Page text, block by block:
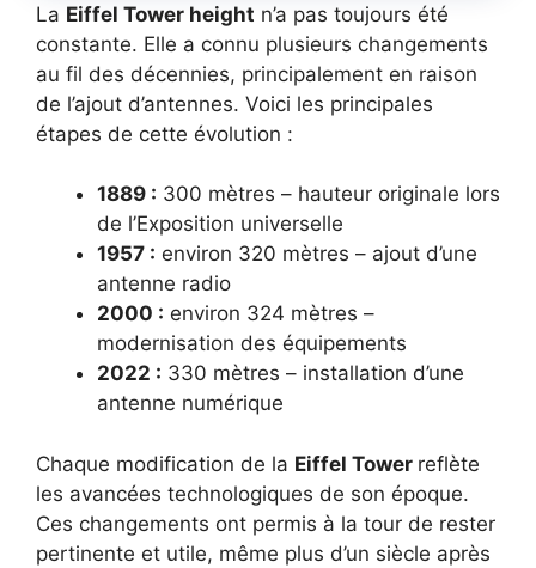
La Eiffel Tower height n’a pas toujours été
constante. Elle a connu plusieurs changements
au fil des décennies, principalement en raison
de l’ajout d’antennes. Voici les principales
étapes de cette évolution :
1889 : 300 mètres – hauteur originale lors
de l’Exposition universelle
1957 : environ 320 mètres – ajout d’une
antenne radio
2000 : environ 324 mètres –
modernisation des équipements
2022 : 330 mètres – installation d’une
antenne numérique
Chaque modification de la Eiffel Tower reflète
les avancées technologiques de son époque.
Ces changements ont permis à la tour de rester
pertinente et utile, même plus d’un siècle après